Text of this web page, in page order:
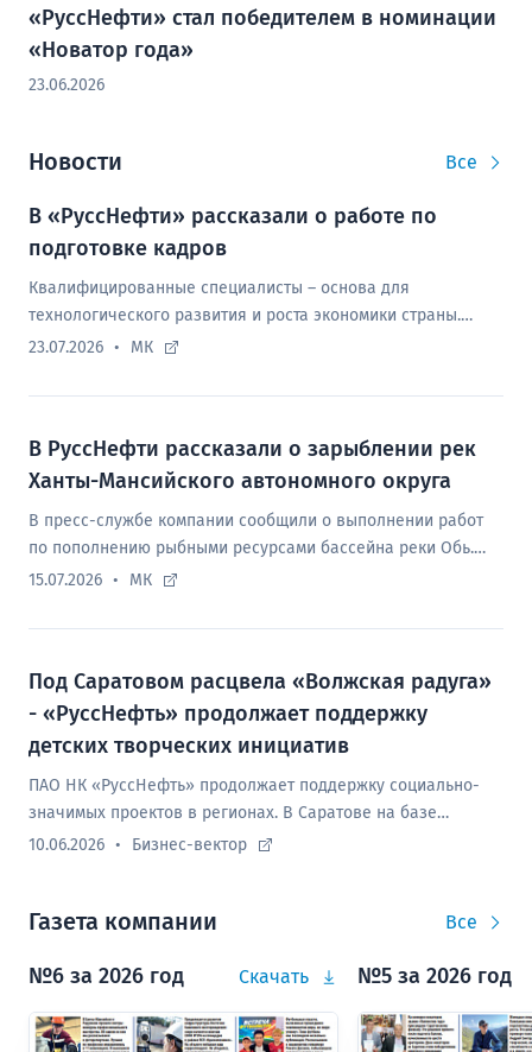
«РуссНефти» стал победителем в номинации
«Новатор года»
23.06.2026
Новости Все
В «РуссНефти» рассказали о работе по
подготовке кадров
Квалифицированные специалисты – основа для
технологического развития и роста экономики страны.
Профессионалы, мастера своего дела – это движущая сила
23.07.2026 МК
В РуссНефти рассказали о зарыблении рек
Ханты-Мансийского автономного округа
В пресс-службе компании сообщили о выполнении работ
по пополнению рыбными ресурсами бассейна реки Обь.
Был осуществлен выпуск молоди нельмы и муксуна
15.07.2026 МК
Под Саратовом расцвела «Волжская радуга»
- «РуссНефть» продолжает поддержку
детских творческих инициатив
ПАО НК «РуссНефть» продолжает поддержку социально-
значимых проектов в регионах. В Саратове на базе
оздоровительного центра «Ровесник» под патронатом
10.06.2026 Бизнес-вектор
Газета компании Все
№6 за 2026 год Скачать №5 за 2026 год